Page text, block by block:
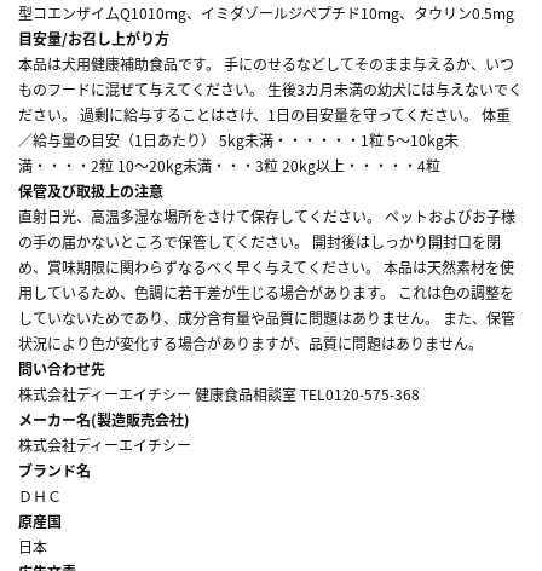
型コエンザイムQ1010mg、イミダゾールジぺプチド10mg、タウリン0.5mg
目安量/お召し上がり方
本品は犬用健康補助食品です。 手にのせるなどしてそのまま与えるか、いつ
ものフードに混ぜて与えてください。 生後3カ月未満の幼犬には与えないでく
ださい。 過剰に給与することはさけ、1日の目安量を守ってください。 体重
／給与量の目安（1日あたり） 5kg未満・・・・・・1粒 5～10kg未
満・・・・2粒 10～20kg未満・・・3粒 20kg以上・・・・・4粒
保管及び取扱上の注意
直射日光、高温多湿な場所をさけて保存してください。 ペットおよびお子様
の手の届かないところで保管してください。 開封後はしっかり開封口を閉
め、賞味期限に関わらずなるべく早く与えてください。 本品は天然素材を使
用しているため、色調に若干差が生じる場合があります。 これは色の調整を
していないためであり、成分含有量や品質に問題はありません。 また、保管
状況により色が変化する場合がありますが、品質に問題はありません。
問い合わせ先
株式会社ディーエイチシー 健康食品相談室 TEL0120-575-368
メーカー名(製造販売会社)
株式会社ディーエイチシー
ブランド名
ＤＨＣ
原産国
日本